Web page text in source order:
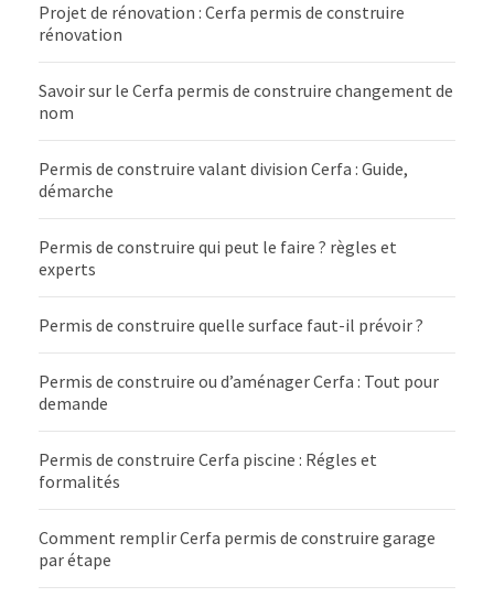
Projet de rénovation : Cerfa permis de construire
rénovation
Savoir sur le Cerfa permis de construire changement de
nom
Permis de construire valant division Cerfa : Guide,
démarche
Permis de construire qui peut le faire ? règles et
experts
Permis de construire quelle surface faut-il prévoir ?
Permis de construire ou d’aménager Cerfa : Tout pour
demande
Permis de construire Cerfa piscine : Régles et
formalités
Comment remplir Cerfa permis de construire garage
par étape